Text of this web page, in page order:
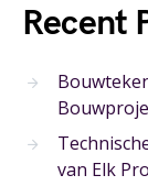
Recent
van Elk